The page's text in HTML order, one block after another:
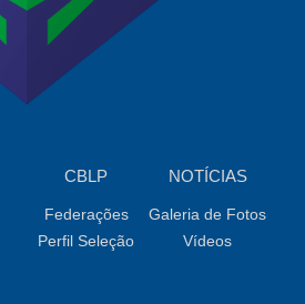
CBLP
Federações
Perfil Seleção
NOTÍCIAS
Galeria de Fotos
Vídeos